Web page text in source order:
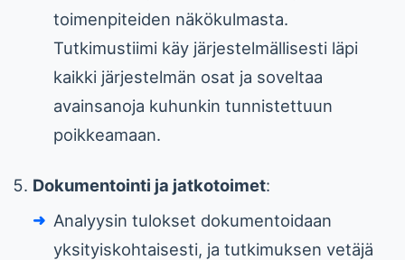
toimenpiteiden näkökulmasta.
Tutkimustiimi käy järjestelmällisesti läpi
kaikki järjestelmän osat ja soveltaa
avainsanoja kuhunkin tunnistettuun
poikkeamaan.
Dokumentointi ja jatkotoimet:
Analyysin tulokset dokumentoidaan
yksityiskohtaisesti, ja tutkimuksen vetäjä